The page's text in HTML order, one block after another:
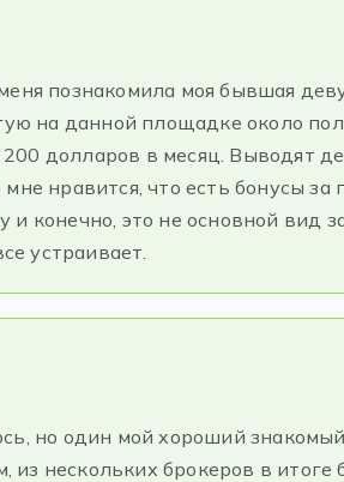
познакомила моя бывшая
на данной площадке около
долларов в месяц. Выводят
нравится, что есть бонусы за
конечно, это не основной вид
устраивает.
но один мой хороший
нескольких брокеров в